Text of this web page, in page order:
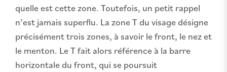
quelle est cette zone. Toutefois, un petit rappel
n’est jamais superflu. La zone T du visage désigne
précisément trois zones, à savoir le front, le nez et
le menton. Le T fait alors référence à la barre
horizontale du front, qui se poursuit